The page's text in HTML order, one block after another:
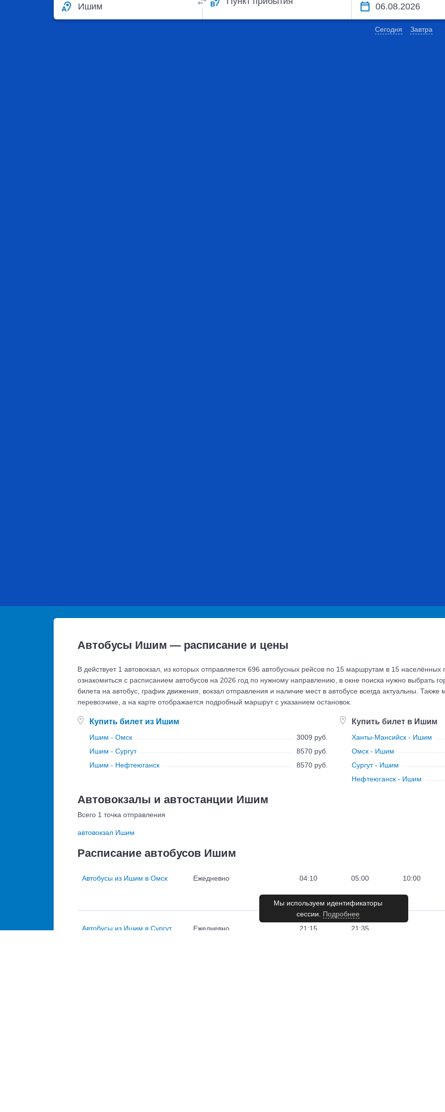
Сегодня Завтра
Автобусы Ишим — расписание и цены
В действует 1 автовокзал, из которых отправляется 696 автобусных рейсов по 15 маршрутам в 15
ознакомиться с расписанием автобусов на 2026 год по нужному направлению, в окне поиска нужно выбрать
билета на автобус, график движения, вокзал отправления и наличие мест в автобусе всегда актуальны.
перевозчике, а на карте отображается подробный маршрут с указанием остановок.
Купить билет из Ишим
Ишим - Омск
3009 руб.
Ишим - Сургут
8570 руб.
Ишим - Нефтеюганск
8570 руб.
Купить билет в Ишим
Ханты-Мансийск - Ишим
Омск - Ишим
Сургут - Ишим
Нефтеюганск - Ишим
Автовокзалы и автостанции Ишим
Всего 1 точка отправления
автовокзал Ишим
Расписание автобусов Ишим
Автобусы из Ишим в Омск Ежедневно 04:10 05:00 10:00
Автобусы из Ишим в Сургут Ежедневно 21:15 21:35
Мы используем идентификаторы
сессии. Подробнее